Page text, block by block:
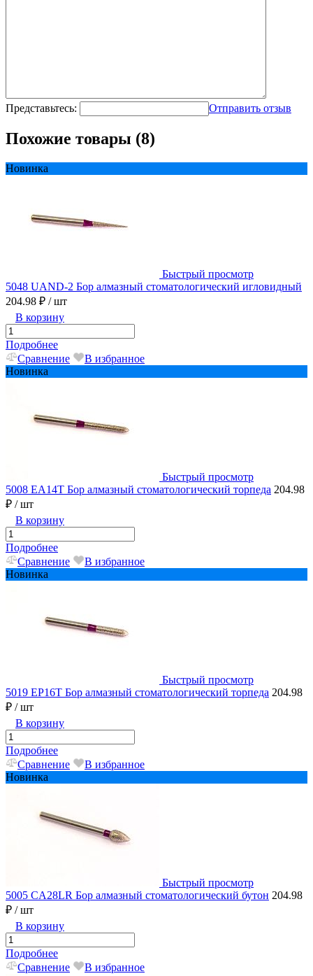
Представьтесь: Отправить отзыв
Похожие товары (8)
Новинка
Быстрый просмотр
5048 UAND-2 Бор алмазный стоматологический игловидный
204.98 ₽ / шт
В корзину
Подробнее
Сравнение
В избранное
Новинка
Быстрый просмотр
5008 EA14T Бор алмазный стоматологический торпеда 204.98
₽ / шт
В корзину
Подробнее
Сравнение
В избранное
Новинка
Быстрый просмотр
5019 EP16T Бор алмазный стоматологический торпеда 204.98
₽ / шт
В корзину
Подробнее
Сравнение
В избранное
Новинка
Быстрый просмотр
5005 CA28LR Бор алмазный стоматологический бутон 204.98
₽ / шт
В корзину
Подробнее
Сравнение
В избранное